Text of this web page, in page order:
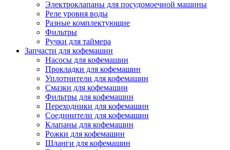
Электроклапаны для посудомоечной машины
Реле уровня воды
Разные комплектующие
Фильтры
Ручки для таймера
Запчасти для кофемашин
Насосы для кофемашин
Прокладки для кофемашин
Уплотнители для кофемашин
Смазки для кофемашин
Фильтры для кофемашин
Переходники для кофемашин
Соединители для кофемашин
Клапаны для кофемашин
Рожки для кофемашин
Шланги для кофемашин